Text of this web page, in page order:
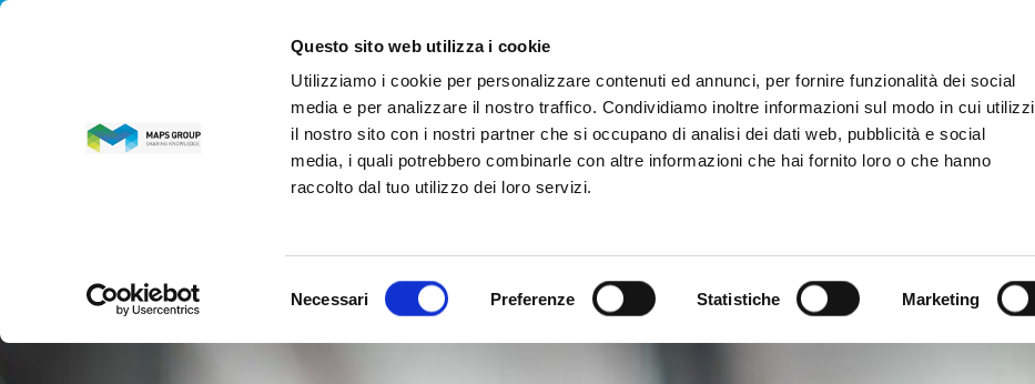
Questo sito web utilizza i cookie
Utilizziamo i cookie per personalizzare contenuti ed annunci, per fornire funzionalità dei social
media e per analizzare il nostro traffico. Condividiamo inoltre informazioni sul modo in cui utilizzi
il nostro sito con i nostri partner che si occupano di analisi dei dati web, pubblicità e social
media, i quali potrebbero combinarle con altre informazioni che hai fornito loro o che hanno
raccolto dal tuo utilizzo dei loro servizi.
del
Necessari Preferenze Statistiche Marketing
MAPS GROUP MERCATI INVESTITORI SOSTENIBILITÀ NEWS